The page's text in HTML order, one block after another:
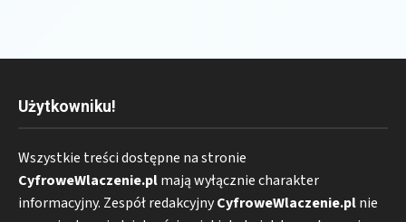
Użytkowniku!
Wszystkie treści dostępne na stronie
CyfroweWlaczenie.plmają wyłącznie charakter
informacyjny. Zespół redakcyjnyCyfroweWlaczenie.plnie